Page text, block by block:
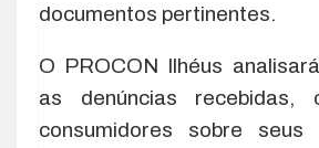
documentos pertinentes.
O PROCON Ilhéus
as denúncias recebidas,
consumidores sobre